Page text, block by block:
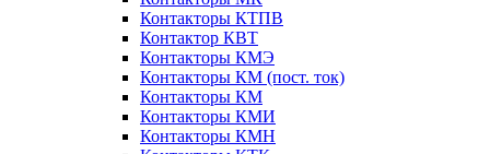
Контакторы КТПВ
Контактор КВТ
Контакторы КМЭ
Контакторы КМ (пост. ток)
Контакторы КМ
Контакторы КМИ
Контакторы КМН